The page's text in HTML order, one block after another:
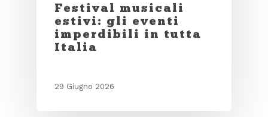
Festival musicali
estivi: gli eventi
imperdibili in tutta
Italia
29 Giugno 2026